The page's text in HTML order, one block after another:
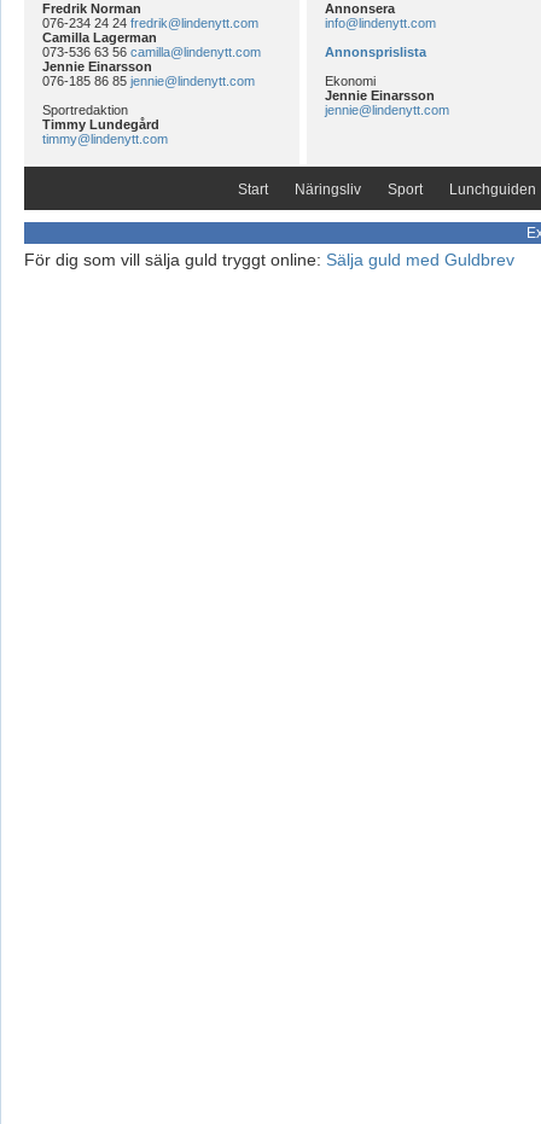
Fredrik Norman
076-234 24 24 fredrik@lindenytt.com
Camilla Lagerman
073-536 63 56 camilla@lindenytt.com
Jennie Einarsson
076-185 86 85 jennie@lindenytt.com
Sportredaktion
Timmy Lundegård
timmy@lindenytt.com
Annonsera
info@lindenytt.com
Annonsprislista
Ekonomi
Jennie Einarsson
jennie@lindenytt.com
Start Näringsliv Sport Lunchguiden
För dig som vill sälja guld tryggt online: Sälja guld med Guldbrev